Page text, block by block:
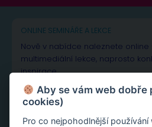
ONLINE SEMINÁŘE A LEKCE
Nově v nabídce naleznete
multimediální lekce, naprosto
inspirace.
Aktivace tvojí životní síly jako
Velká partnerská rekapitulace a
Slovy ke šťastnému vztahu
Aby se vám web dobře
cookies)
Pro co nejpohodlnější